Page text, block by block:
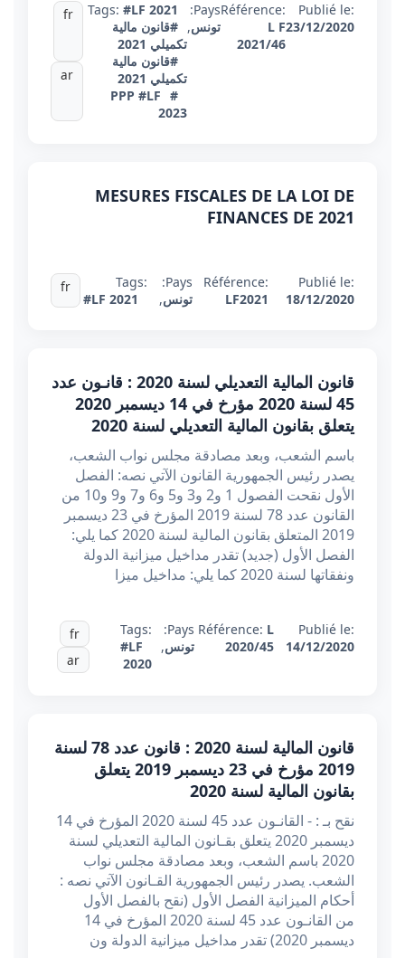
Publié le:
23/12/2020
Référence:
L F
2021/46
Pays:
تونس,
Tags: #LF 2021
#قانون مالية
تكميلي 2021
#قانون مالية
تكميلي 2021
#PPP
#LF
2023
fr
ar
MESURES FISCALES DE LA LOI DE
FINANCES DE 2021
Publié le:
18/12/2020
Référence:
LF2021
Pays:
تونس,
Tags:
#LF 2021
fr
قانون المالية التعديلي لسنة 2020 : قانـون عدد
45 لسنة 2020 مؤرخ في 14 ديسمبر 2020
يتعلق بقانون المالية التعديلي لسنة 2020
باسم الشعب، وبعد مصادقة مجلس نواب الشعب،
يصدر رئيس الجمهورية القانون الآتي نصه: الفصل
الأول نقحت الفصول 1 و2 و3 و5 و6 و7 و9 و10 من
القانون عدد 78 لسنة 2019 المؤرخ في 23 ديسمبر
2019 المتعلق بقانون المالية لسنة 2020 كما يلي:
الفصل الأول (جديد) تقدر مداخيل ميزانية الدولة
ونفقاتها لسنة 2020 كما يلي: مداخيل ميزا
Publié le:
14/12/2020
Référence: L
2020/45
Pays:
تونس,
Tags:
#LF
2020
fr
ar
قانون المالية لسنة 2020 : قانون عدد 78 لسنة
2019 مؤرخ في 23 ديسمبر 2019 يتعلق
بقانون المالية لسنة 2020
نقح بـ : - القانـون عدد 45 لسنة 2020 المؤرخ في 14
ديسمبر 2020 يتعلق بقـانون المالية التعديلي لسنة
2020 باسم الشعب، وبعد مصادقة مجلس نواب
الشعب. يصدر رئيس الجمهورية القـانون الآتي نصه :
أحكام الميزانية الفصل الأول (نقح بالفصل الأول
من القانـون عدد 45 لسنة 2020 المؤرخ في 14
ديسمبر 2020) تقدر مداخيل ميزانية الدولة ون